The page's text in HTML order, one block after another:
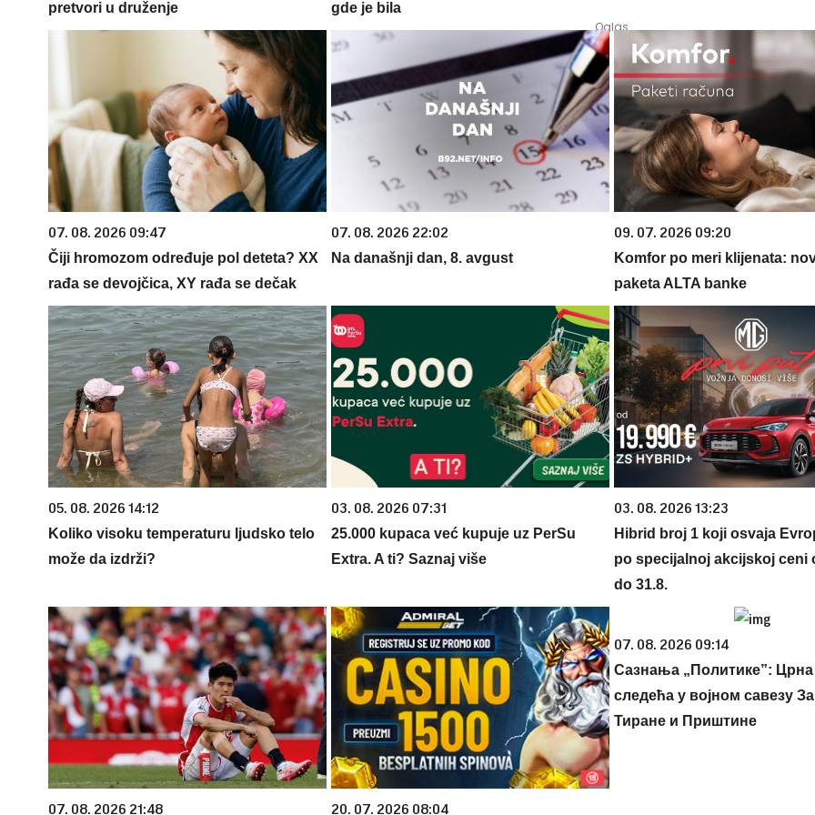
pretvori u druženje gde je bila
07. 08. 2026 09:47
Čiji hromozom određuje pol deteta? XX
rađa se devojčica, XY rađa se dečak
07. 08. 2026 22:02
Na današnji dan, 8. avgust
09. 07. 2026 09:20
Komfor po meri klijenata:
paketa ALTA banke
05. 08. 2026 14:12
Koliko visoku temperaturu ljudsko telo
može da izdrži?
03. 08. 2026 07:31
25.000 kupaca već kupuje uz PerSu
Extra. A ti? Saznaj više
03. 08. 2026 13:23
Hibrid broj 1 koji osvaja
po specijalnoj akcijskoj ceni
do 31.8.
07. 08. 2026 21:48 20. 07. 2026 08:04
07. 08. 2026 09:14
Сазнања „Политике”: Црна
следећа у војном савезу
Тиране и Приштине